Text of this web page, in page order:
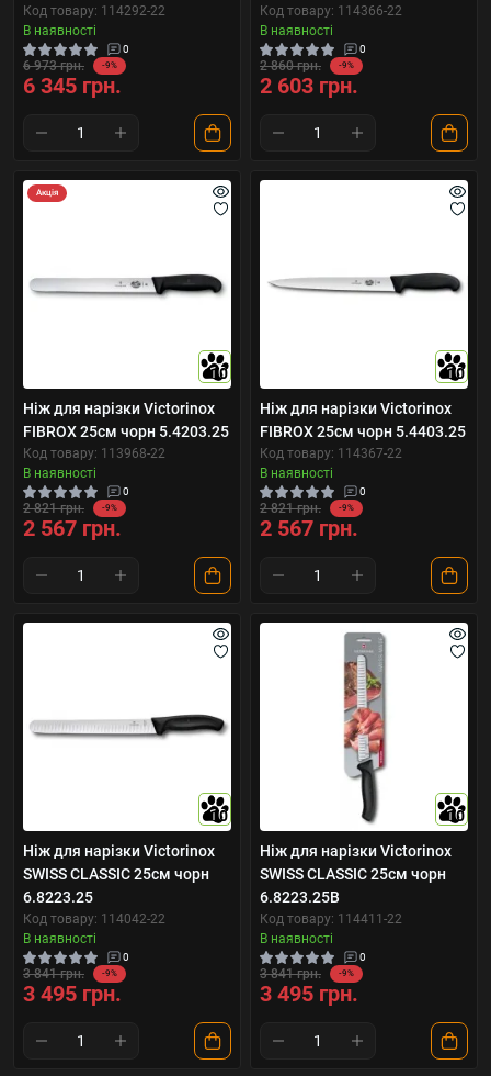
Код товару: 114292-22
В наявності
0
6 973 грн. -9%
6 345 грн.
Код товару: 114366-22
В наявності
0
2 860 грн. -9%
2 603 грн.
Акція
10
Ніж для нарізки Victorinox
FIBROX 25см чорн 5.4203.25
Код товару: 113968-22
В наявності
0
2 821 грн. -9%
2 567 грн.
10
Ніж для нарізки Victorinox
FIBROX 25см чорн 5.4403.25
Код товару: 114367-22
В наявності
0
2 821 грн. -9%
2 567 грн.
10
Ніж для нарізки Victorinox
SWISS CLASSIC 25см чорн
6.8223.25
Код товару: 114042-22
В наявності
0
3 841 грн. -9%
3 495 грн.
10
Ніж для нарізки Victorinox
SWISS CLASSIC 25см чорн
6.8223.25B
Код товару: 114411-22
В наявності
0
3 841 грн. -9%
3 495 грн.